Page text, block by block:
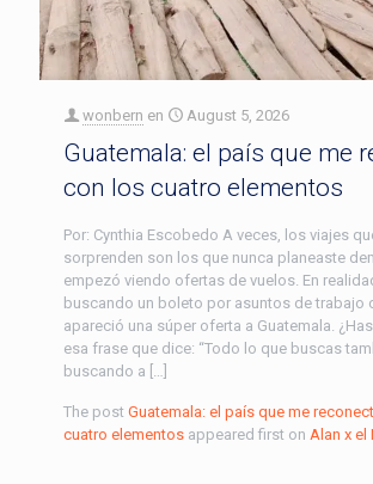
wonbern en August 5, 2026
Guatemala: el país que me
con los cuatro elementos
Por: Cynthia Escobedo A veces, los viajes
sorprenden son los que nunca planeaste
empezó viendo ofertas de vuelos. En
buscando un boleto por asuntos de trabajo
apareció una súper oferta a Guatemala.
esa frase que dice: “Todo lo que buscas
buscando a […]
The post Guatemala: el país que me
cuatro elementos appeared first on Alan x el